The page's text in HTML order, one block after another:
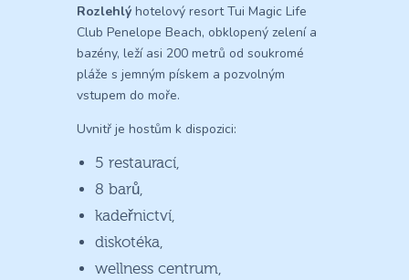
Rozlehlý hotelový resort Tui Magic Life
Club Penelope Beach, obklopený zelení a
bazény, leží asi 200 metrů od soukromé
pláže s jemným pískem a pozvolným
vstupem do moře.
Uvnitř je hostům k dispozici:
5 restaurací,
8 barů,
kadeřnictví,
diskotéka,
wellness centrum,